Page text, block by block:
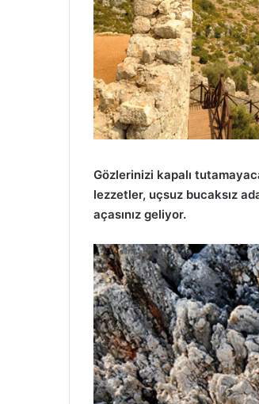
Gözlerinizi kapalı
lezzetler, uçsuz bucaksız
açasınız geliyor.